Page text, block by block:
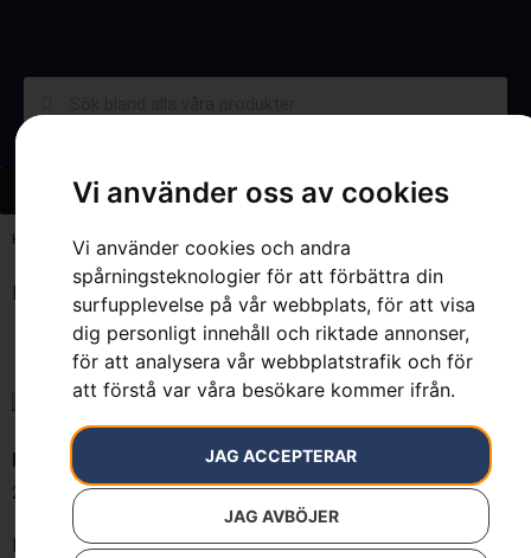
Vi använder oss av cookies
Vi använder cookies och andra
spårningsteknologier för att förbättra din
surfupplevelse på vår webbplats, för att visa
dig personligt innehåll och riktade annonser,
för att analysera vår webbplatstrafik och för
att förstå var våra besökare kommer ifrån.
JAG ACCEPTERAR
JAG AVBÖJER
Hem 7393080568342
Endast ett sökresultat
Kedja H38 PIXEL, 10″
219
Läs mer